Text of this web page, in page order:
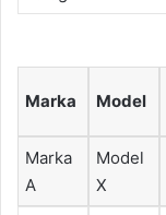
Marka Model
Marka
A
Model
X